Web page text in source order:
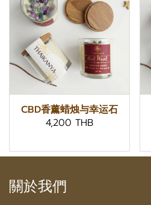
CBD香薰蜡烛与幸运石
4,200 THB
關於我們